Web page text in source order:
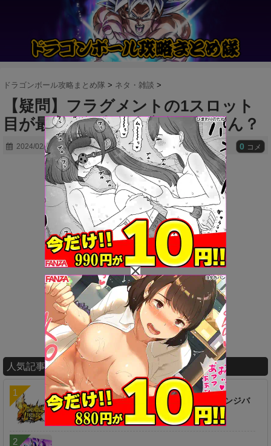
ドラゴンボール攻略まとめ隊 > ネタ・雑談 >
【疑問】フラグメントの1スロット
目が最高値が出る確率どんなもん？
2024/02/09 0 コメ
人気記事ランキング
【疑問】ずっと放置してたけどセルのチャレンジバ
トルこれクリアできるん？